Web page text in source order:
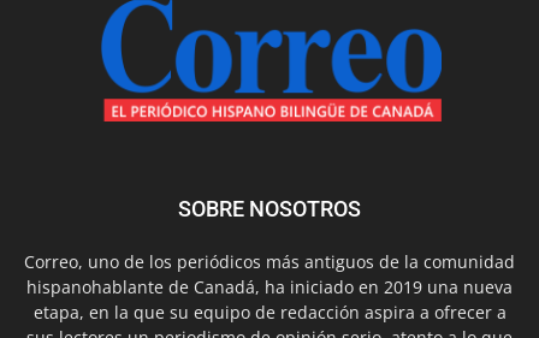
SOBRE NOSOTROS
Correo, uno de los periódicos más antiguos de la comunidad
hispanohablante de Canadá, ha iniciado en 2019 una nueva
etapa, en la que su equipo de redacción aspira a ofrecer a